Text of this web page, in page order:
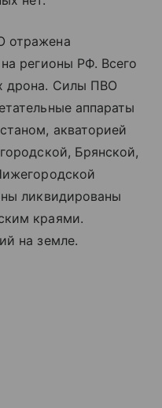
отражена
на регионы РФ. Всего
дрона. Силы ПВО
аппараты
акваторией
Брянской,
ликвидированы
краями.
на земле.